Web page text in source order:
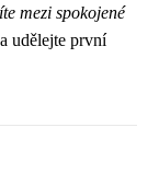
mezi spokojené
udělejte první